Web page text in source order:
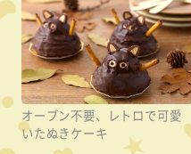
オーブン不要、レトロで可愛
いたぬきケーキ